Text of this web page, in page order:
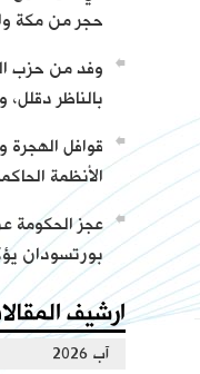
حجر من مكة
وفد من حزب
بالناظر دقلل،
قوافل
الأنظمة
عجز الحكومة
بورتسودان
ارشيف
آب 2026